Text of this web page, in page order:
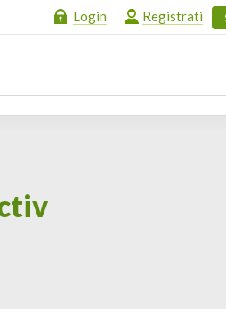
Login Registrati